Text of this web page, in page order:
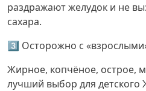
раздражают желудок и не
сахара.
3️⃣ Осторожно с
Жирное, копчёное, острое,
лучший выбор для детского